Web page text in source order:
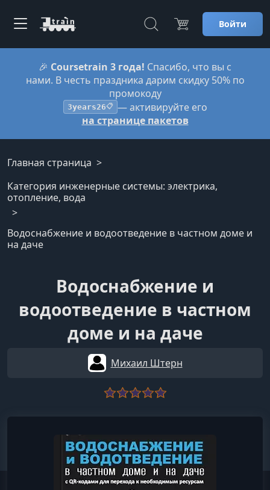
Войти
🎉 Coursetrain 3 года! Спасибо, что вы с
нами. В честь праздника дарим скидку 50% по
промокоду
3years26📋 — активируйте его
на странице пакетов
Главная страница
Категория инженерные системы: электрика,
отопление, вода
Водоснабжение и водоотведение в частном доме и
на даче
Водоснабжение и
водоотведение в частном
доме и на даче
Михаил Штерн